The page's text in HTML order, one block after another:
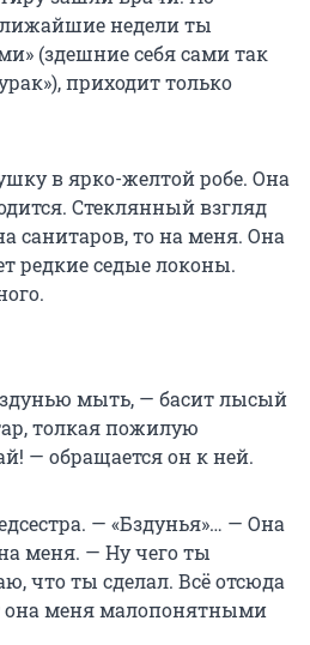
недели ты
(здешние себя сами так
приходит только
в ярко-желтой робе. Она
Стеклянный взгляд
санитаров, то на меня. Она
редкие седые локоны.
мыть, — басит лысый
толкая пожилую
— обращается он к ней.
— «Бздунья»… — Она
меня. — Ну чего ты
что ты сделал. Всё отсюда
она меня малопонятными